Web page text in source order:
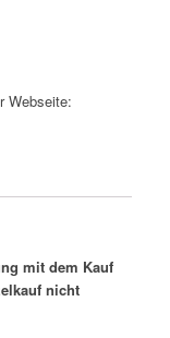
Webseite:
mit dem Kauf
nicht